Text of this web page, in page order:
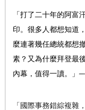
「打了二十年的阿富
印。很多人都想知道
麼連著幾任總統都想
素？又為什麼拜登最
內幕，值得一讀。」
「國際事務錯綜複雜